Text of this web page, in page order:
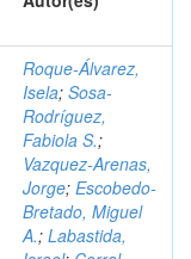
Roque-Álvarez,
Isela; Sosa-
Rodríguez,
Fabiola S.;
Vazquez-Arenas,
Jorge; Escobedo-
Bretado, Miguel
A.; Labastida,